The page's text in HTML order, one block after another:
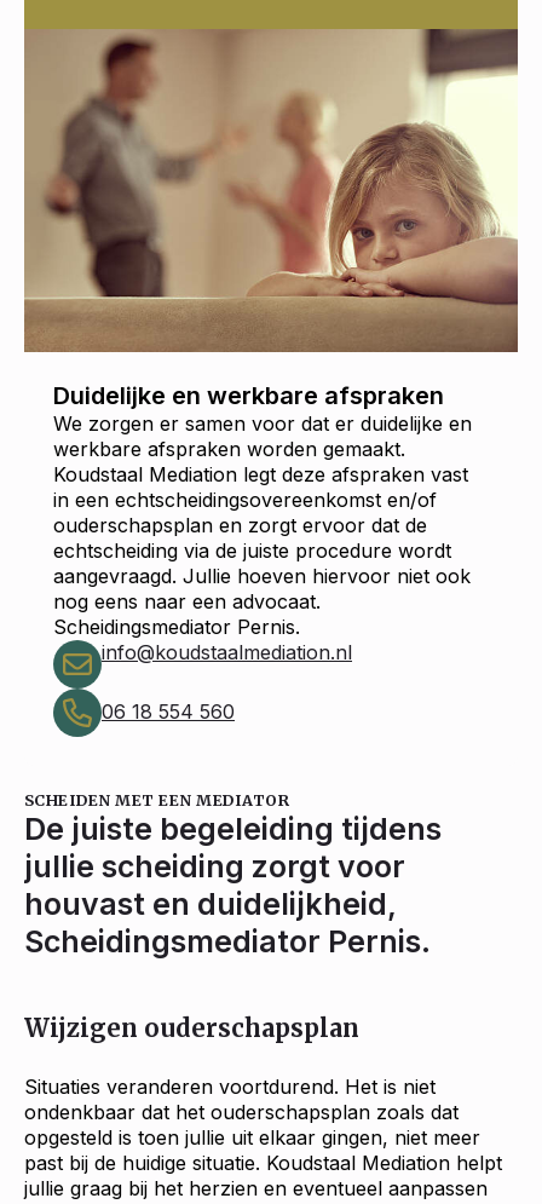
Duidelijke en werkbare afspraken
We zorgen er samen voor dat er duidelijke en
werkbare afspraken worden gemaakt.
Koudstaal Mediation legt deze afspraken vast
in een echtscheidingsovereenkomst en/of
ouderschapsplan en zorgt ervoor dat de
echtscheiding via de juiste procedure wordt
aangevraagd. Jullie hoeven hiervoor niet ook
nog eens naar een advocaat.
Scheidingsmediator Pernis.
info@koudstaalmediation.nl
06 18 554 560
SCHEIDEN MET EEN MEDIATOR
De juiste begeleiding tijdens
jullie scheiding zorgt voor
houvast en duidelijkheid,
Scheidingsmediator Pernis.
Wijzigen ouderschapsplan
Situaties veranderen voortdurend. Het is niet
ondenkbaar dat het ouderschapsplan zoals dat
opgesteld is toen jullie uit elkaar gingen, niet meer
past bij de huidige situatie. Koudstaal Mediation helpt
jullie graag bij het herzien en eventueel aanpassen